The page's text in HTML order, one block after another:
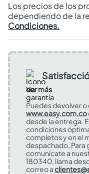
Los precios de los
dependiendo de la
Condiciones.
Ver más
Puedes devolver
www.easy.com.co
desde la entrega.
condiciones
completos y en el
despachado. Para
comunícate a
180340, llama
correo a